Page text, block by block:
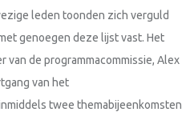
leden toonden zich verguld
genoegen deze lijst vast. Het
van de programmacommissie, Alex
van het
twee themabijeenkomsten